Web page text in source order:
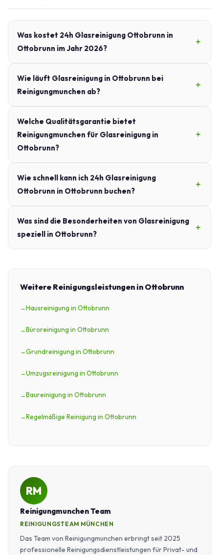
Was kostet 24h Glasreinigung Ottobrunn in
Ottobrunn im Jahr 2026?
Wie läuft Glasreinigung in Ottobrunn bei
Reinigungmunchen ab?
Welche Qualitätsgarantie bietet
Reinigungmunchen für Glasreinigung in
Ottobrunn?
Wie schnell kann ich 24h Glasreinigung
Ottobrunn in Ottobrunn buchen?
Was sind die Besonderheiten von Glasreinigung
speziell in Ottobrunn?
Weitere Reinigungsleistungen in Ottobrunn
Hausreinigung in Ottobrunn
Büroreinigung in Ottobrunn
Grundreinigung in Ottobrunn
Umzugsreinigung in Ottobrunn
Baureinigung in Ottobrunn
Regelmäßige Reinigung in Ottobrunn
RM
Reinigungmunchen Team
REINIGUNGSTEAM MÜNCHEN
Das Team von Reinigungmunchen erbringt seit 2025
professionelle Reinigungsdienstleistungen für Privat- und